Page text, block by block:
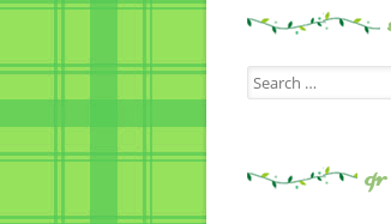
Search
for: